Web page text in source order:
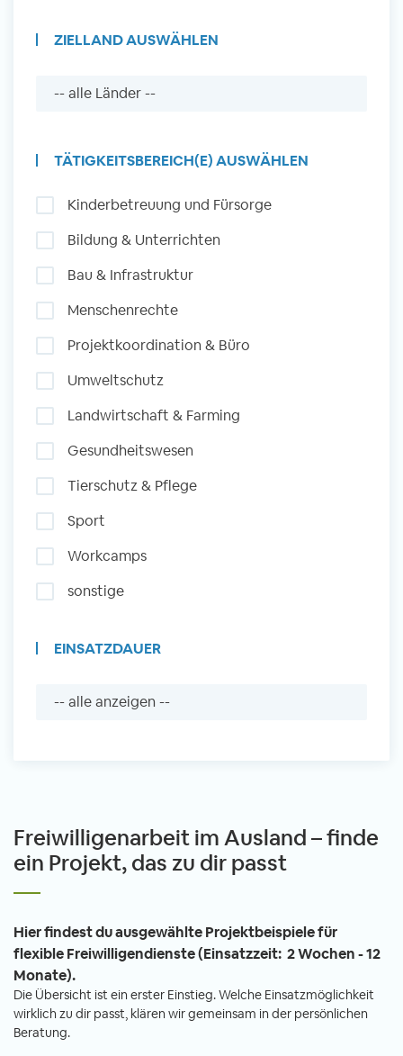
Auslandserfahrung Sammeln
und Sozial Engagieren
ZIELLAND AUSWÄHLEN
TÄTIGKEITSBEREICH(E) AUSWÄHLEN
Kinderbetreuung und Fürsorge
Bildung & Unterrichten
Bau & Infrastruktur
Menschenrechte
Projektkoordination & Büro
Umweltschutz
Landwirtschaft & Farming
Gesundheitswesen
Tierschutz & Pflege
Sport
Workcamps
sonstige
EINSATZDAUER
Freiwilligenarbeit im Ausland – finde
ein Projekt, das zu dir passt
Hier findest du ausgewählte Projektbeispiele für
flexible Freiwilligendienste (Einsatzzeit: 2 Wochen - 12
Monate).
Die Übersicht ist ein erster Einstieg. Welche Einsatzmöglichkeit
wirklich zu dir passt, klären wir gemeinsam in der persönlichen
Beratung.